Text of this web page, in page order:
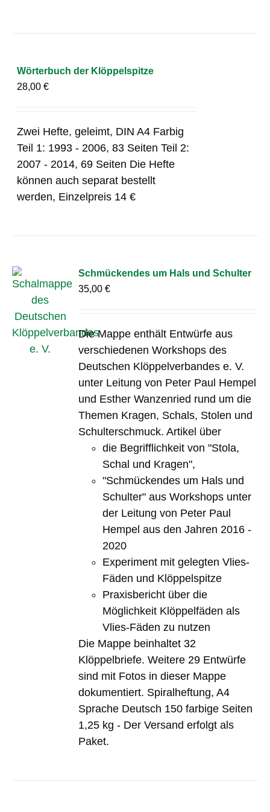
Wörterbuch der Klöppelspitze
28,00€
Zwei Hefte, geleimt, DIN A4 Farbig
Teil 1: 1993 - 2006, 83 Seiten Teil 2:
2007 - 2014, 69 Seiten Die Hefte
können auch separat bestellt
werden, Einzelpreis 14 €
Schmückendes um Hals und Schulter
35,00€
Die Mappe enthält Entwürfe aus
verschiedenen Workshops des
Deutschen Klöppelverbandes e. V.
unter Leitung von Peter Paul Hempel
und Esther Wanzenried rund um die
Themen Kragen, Schals, Stolen und
Schulterschmuck. Artikel über
die Begrifflichkeit von "Stola,
Schal und Kragen",
"Schmückendes um Hals und
Schulter" aus Workshops unter
der Leitung von Peter Paul
Hempel aus den Jahren 2016 -
2020
Experiment mit gelegten Vlies-
Fäden und Klöppelspitze
Praxisbericht über die
Möglichkeit Klöppelfäden als
Vlies-Fäden zu nutzen
Die Mappe beinhaltet 32
Klöppelbriefe. Weitere 29 Entwürfe
sind mit Fotos in dieser Mappe
dokumentiert. Spiralheftung, A4
Sprache Deutsch 150 farbige Seiten
1,25 kg - Der Versand erfolgt als
Paket.